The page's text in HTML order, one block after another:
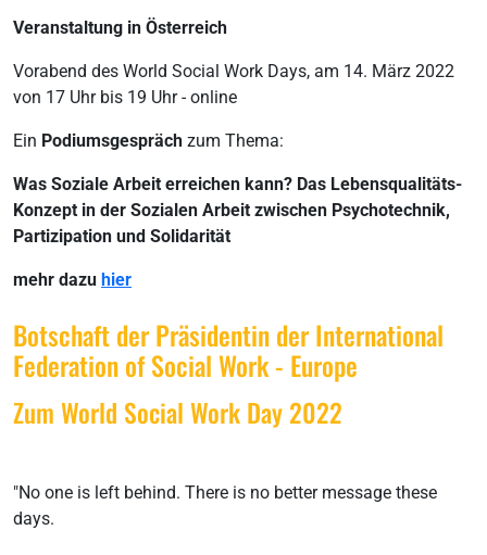
Veranstaltung in Österreich
Vorabend des World Social Work Days, am 14. März 2022
von 17 Uhr bis 19 Uhr - online
Ein Podiumsgespräch zum Thema:
Was Soziale Arbeit erreichen kann? Das Lebensqualitäts-
Konzept in der Sozialen Arbeit zwischen Psychotechnik,
Partizipation und Solidarität
mehr dazu hier
Botschaft der Präsidentin der International
Federation of Social Work - Europe
Zum World Social Work Day 2022
"No one is left behind. There is no better message these
days.